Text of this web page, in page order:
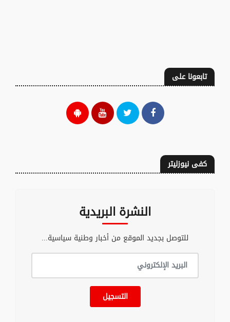
تابعونا على
كفى نيوزليتر
النشرة البريدية
للتوصل بجديد الموقع من أخبار وطنية سياسية...
التسجيل